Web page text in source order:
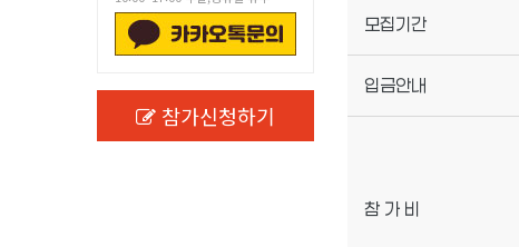
참가신청하기
모집기간
입금안내
참 가 비